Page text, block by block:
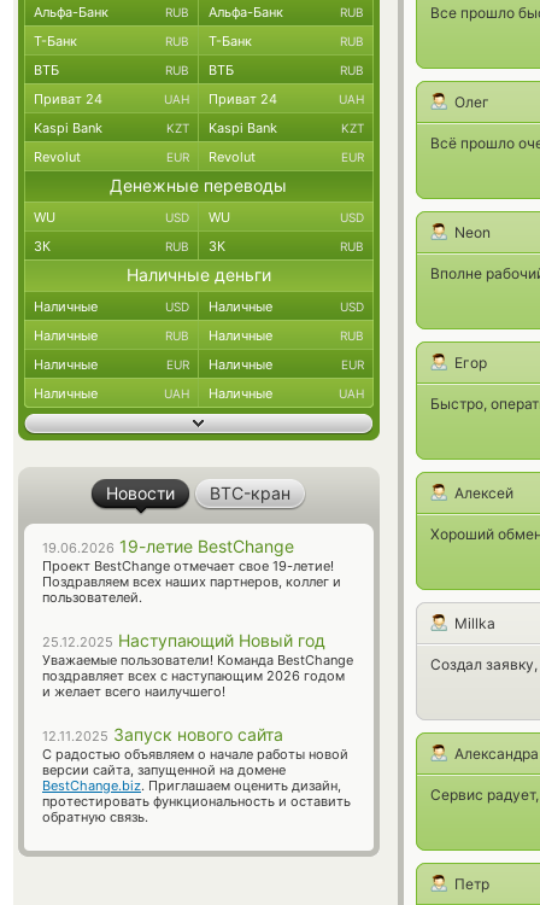
Все прошло
Олег
Всё прошло
Neon
Вполне
Егор
Быстро,
Алексей
Хороший
Millka
Создал
Александра
Сервис
Петр
Альфа-Банк RUB Альфа-Банк RUB
Т-Банк RUB Т-Банк RUB
ВТБ RUB ВТБ RUB
Приват 24 UAH Приват 24 UAH
Kaspi Bank KZT Kaspi Bank KZT
Revolut EUR Revolut EUR
Денежные переводы
WU USD WU USD
ЗК RUB ЗК RUB
Наличные деньги
Наличные USD Наличные USD
Наличные RUB Наличные RUB
Наличные EUR Наличные EUR
Наличные UAH Наличные UAH
Новости BTC-кран
19.06.2026 19-летие BestChange
Проект BestChange отмечает свое 19-летие!
Поздравляем всех наших партнеров, коллег и
пользователей.
25.12.2025 Наступающий Новый год
Уважаемые пользователи! Команда BestChange
поздравляет всех с наступающим 2026 годом
и желает всего наилучшего!
12.11.2025 Запуск нового сайта
С радостью объявляем о начале работы новой
версии сайта, запущенной на домене
BestChange.biz. Приглашаем оценить дизайн,
протестировать функциональность и оставить
обратную связь.